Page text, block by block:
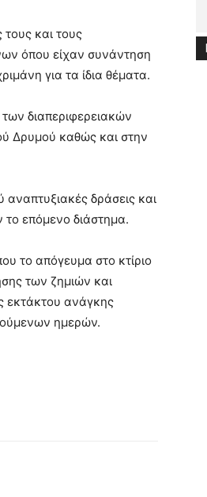
και τους
όπου είχαν συνάντηση
για τα ίδια θέματα.
διαπεριφερειακών
Δρυμού καθώς και στην
δράσεις και
επόμενο διάστημα.
το απόγευμα στο κτίριο
των ζημιών και
εκτάκτου ανάγκης
ημερών.